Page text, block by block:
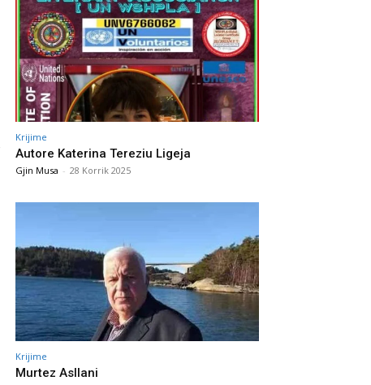
Krijime
Autore Katerina Tereziu Ligeja
Gjin Musa - 28 Korrik 2025
Krijime
Murtez Asllani